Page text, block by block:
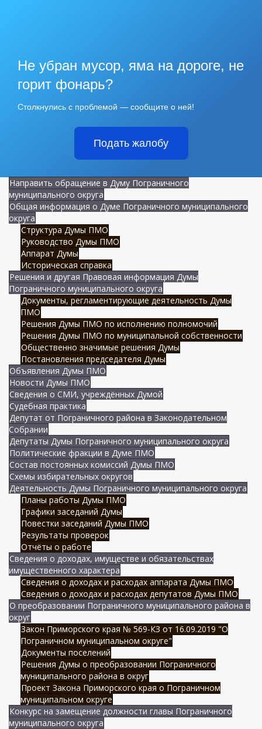
Не убран мусор, яма на дороге, не
горит фонарь?
Столкнулись с проблемой — сообщите о ней!
Подать жалобу
Направить обращение в Думу Пограничного
муниципального округа
Общая информация о Думе Пограничного муниципального
округа
Структура Думы ПМО
Руководство Думы ПМО
Аппарат Думы
Историческая справка
Решения и другая Правовая информация Думы
Пограничного муниципального округа
Документы, регламентирующие деятельность Думы
ПМО
Решения Думы ПМО по исполнению полномочий
Решения Думы ПМО по муниципальной собственности
Общественно значимые решения Думы
Постановления председателя Думы
Объявления Думы ПМО
Новости Думы ПМО
Сведения о СМИ, учреждённых Думой
Судебная практика
Депутат от Пограничного района в Законодательном
Собрании
Депутаты Думы Пограничного муниципального округа
Политические фракции в Думе ПМО
Состав постоянных комиссий Думы ПМО
Схемы избирательных округов
Деятельность Думы Пограничного муниципального округа
Планы работы Думы ПМО
Графики заседаний Думы
Повестки заседаний Думы ПМО
Результаты проверок
Отчёты о работе
Сведения о доходах, имуществе и обязательствах
имущественного характера
Сведения о доходах и расходах аппарата Думы ПМО
Сведения о доходах и расходах депутатов Думы ПМО
О преобразовании Пограничного муниципального района в
округ
Закон Приморского края № 569-КЗ от 16.09.2019 "О
Пограничном муниципальном округе"
Документы поселений
Решения Думы о преобразовании Пограничного
муниципального района в округ
Проект Закона Приморского края о Пограничном
муниципальном округе
Конкурс на замещение должности главы Пограничного
муниципального округа